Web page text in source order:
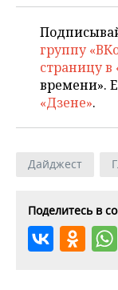
группу
страницу в
времени».
«Дзене».
Дайджест
Поделитесь в